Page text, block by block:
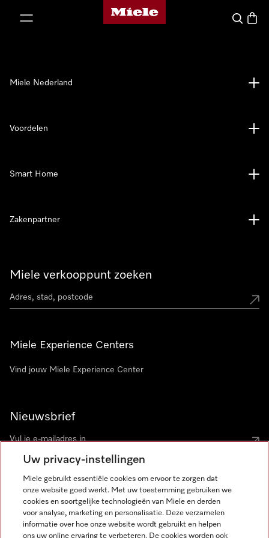
Homepage van Miele
Wat zoek
Miele verkooppunt zoeken
Miele Experience Centers
Vind jouw Miele Experience Center
Nieuwsbrief
Miele Nederland
Voordelen
Smart Home
Zakenpartner
Miele op Instagram
Miele op Facebook
Miele op Youtube
Uw privacy-instellingen
Miele gebruikt essentiële cookies om ervoor te zorgen dat
onze website goed werkt. Met uw toestemming gebruiken we
cookies en soortgelijke technologieën van Miele en derden
voor analyse, marketing en personalisatie. Deze verzamelen
informatie over hoe onze website wordt gebruikt en helpen
ons uw online ervaring te verbeteren. De cookies worden ook